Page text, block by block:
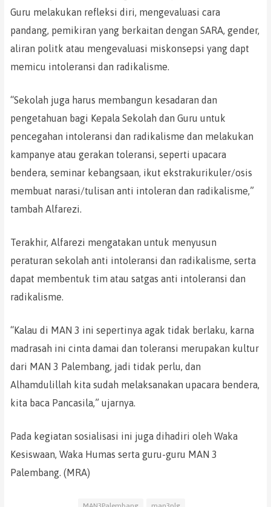
Guru melakukan refleksi diri, mengevaluasi cara
pandang, pemikiran yang berkaitan dengan SARA, gender,
aliran politk atau mengevaluasi miskonsepsi yang dapt
memicu intoleransi dan radikalisme.
“Sekolah juga harus membangun kesadaran dan
pengetahuan bagi Kepala Sekolah dan Guru untuk
pencegahan intoleransi dan radikalisme dan melakukan
kampanye atau gerakan toleransi, seperti upacara
bendera, seminar kebangsaan, ikut ekstrakurikuler/osis
membuat narasi/tulisan anti intoleran dan radikalisme,”
tambah Alfarezi.
Terakhir, Alfarezi mengatakan untuk menyusun
peraturan sekolah anti intoleransi dan radikalisme, serta
dapat membentuk tim atau satgas anti intoleransi dan
radikalisme.
“Kalau di MAN 3 ini sepertinya agak tidak berlaku, karna
madrasah ini cinta damai dan toleransi merupakan kultur
dari MAN 3 Palembang, jadi tidak perlu, dan
Alhamdulillah kita sudah melaksanakan upacara bendera,
kita baca Pancasila,” ujarnya.
Pada kegiatan sosialisasi ini juga dihadiri oleh Waka
Kesiswaan, Waka Humas serta guru-guru MAN 3
Palembang. (MRA)